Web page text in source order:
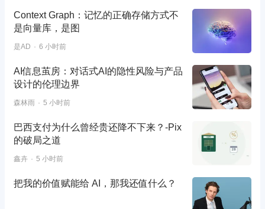
Context Graph：记忆的正确存储方式不
是向量库，是图
是AD 6 小时前
AI信息茧房：对话式AI的隐性风险与产品
设计的伦理边界
森林雨 5 小时前
巴西支付为什么曾经贵还降不下来？-Pix
的破局之道
鑫卉 5 小时前
把我的价值赋能给 AI，那我还值什么？